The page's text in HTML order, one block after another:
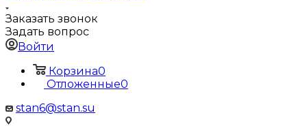
Заказать звонок
Задать вопрос
Войти
Корзина0
Отложенные0
stan6@stan.su